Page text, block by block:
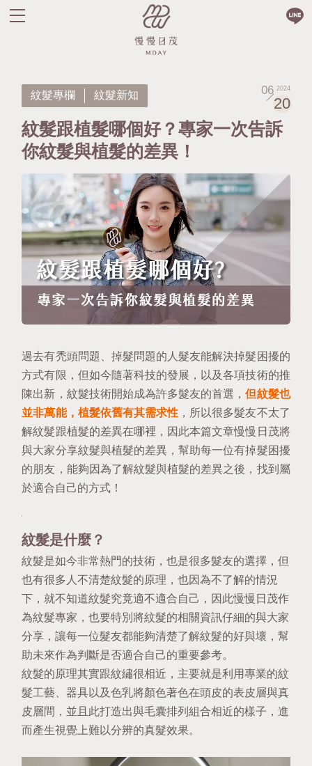
紋髮專欄 紋髮新知
紋髮跟植髮哪個好？專家一次告訴
你紋髮與植髮的差異！
06
20
2024
過去有禿頭問題、掉髮問題的人髮友能解決掉髮困擾的
方式有限，但如今隨著科技的發展，以及各項技術的推
陳出新，紋髮技術開始成為許多髮友的首選，但紋髮也
並非萬能，植髮依舊有其需求性 ，所以很多髮友不太了
解紋髮跟植髮的差異在哪裡，因此本篇文章慢慢日茂將
與大家分享紋髮與植髮的差異，幫助每一位有掉髮困擾
的朋友，能夠因為了解紋髮與植髮的差異之後，找到屬
於適合自己的方式！
紋髮是什麼？
紋髮是如今非常熱門的技術，也是很多髮友的選擇 ，但
也有很多人不清楚紋髮的原理，也因為不了解的情況
下，就不知道紋髮究竟適不適合自己，因此慢慢日茂作
為紋髮專家，也要特別將紋髮的相關資訊仔細的與大家
分享，讓每一位髮友都能夠清楚了解紋髮的好與壞，幫
助未來作為判斷是否適合自己的重要參考。
紋髮的原理其實跟紋繡很相近，主要就是利用專業的紋
髮工藝、器具以及色乳將顏色著色在頭皮的表皮層與真
皮層間，並且此打造出與毛囊排列組合相近的樣子，進
而產生視覺上難以分辨的真髮效果。